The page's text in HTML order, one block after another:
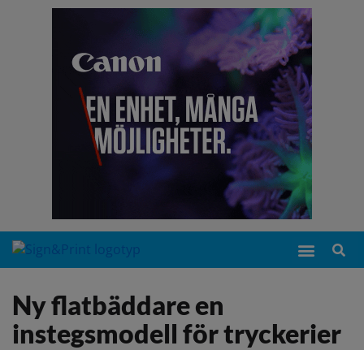
Ny flatbäddare en
instegsmodell för tryckerier